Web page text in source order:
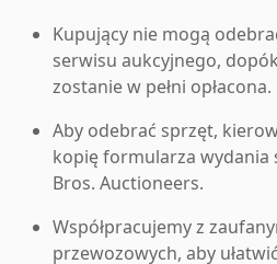
Kupujący nie mogą
serwisu aukcyjnego,
zostanie w pełni opłacona.
Aby odebrać sprzęt,
kopię formularza wydania
Bros. Auctioneers.
Współpracujemy z
przewozowych, aby